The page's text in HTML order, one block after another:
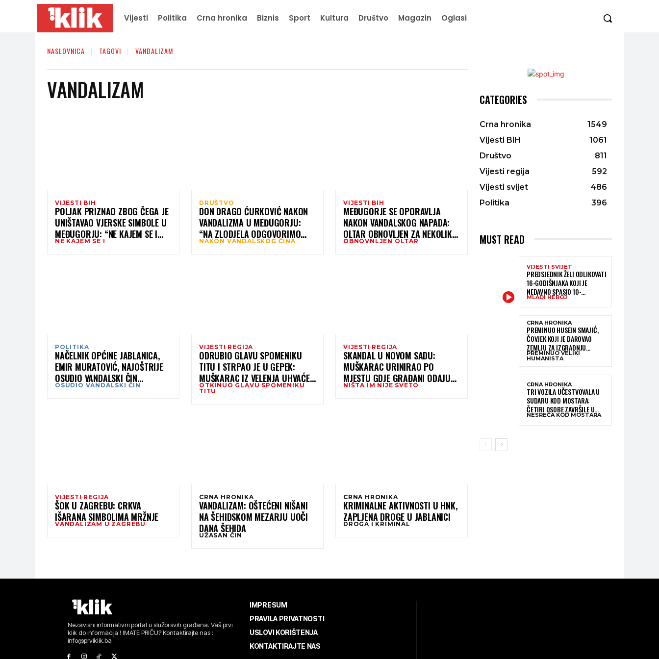
Vijesti Politika Crna hronika Biznis Sport Kultura Društvo Magazin Oglasi
NASLOVNICA TAGOVI VANDALIZAM
VANDALIZAM
VIJESTI BIH
POLJAK PRIZNAO ZBOG ČEGA JE
UNIŠTAVAO VJERSKE SIMBOLE U
MEĐUGORJU: “NE KAJEM SE I
PONOVIO BIH SVE”
NE KAJEM SE !
DRUŠTVO
DON DRAGO ĆURKOVIĆ NAKON
VANDALIZMA U MEĐUGORJU:
“NA ZLODJELA ODGOVORIMO
LJUBAVLJU I USTRAJNOM
NAKON VANDALSKOG ČINA
VIJESTI BIH
MEĐUGORJE SE OPORAVLJA
NAKON VANDALSKOG NAPADA:
OLTAR OBNOVLJEN ZA NEKOLIKO
SATI
OBNOVNLJEN OLTAR
POLITIKA
NAČELNIK OPĆINE JABLANICA,
EMIR MURATOVIĆ, NAJOŠTRIJE
OSUDIO VANDALSKI ČIN
OŠTEĆENJA SPOMEN-OBILJEŽJA
OSUDIO VANDALSKI ČIN
VIJESTI REGIJA
ODRUBIO GLAVU SPOMENIKU
TITU I STRPAO JE U GEPEK:
MUŠKARAC IZ VELENJA UHVAĆEN
U ŠKODI S HRVATSKIM
OTKINUO GLAVU SPOMENIKU
TITU
VIJESTI REGIJA
SKANDAL U NOVOM SADU:
MUŠKARAC URINIRAO PO
MJESTU GDJE GRAĐANI ODAJU
POČAST STRADALIMA U PADU
NIŠTA IM NIJE SVETO
VIJESTI REGIJA
ŠOK U ZAGREBU: CRKVA
IŠARANA SIMBOLIMA MRŽNJE
VANDALIZAM U ZAGREBU
CRNA HRONIKA
VANDALIZAM: OŠTEĆENI NIŠANI
NA ŠEHIDSKOM MEZARJU UOČI
DANA ŠEHIDA
UŽASAN ČIN
CRNA HRONIKA
KRIMINALNE AKTIVNOSTI U HNK,
ZAPLJENA DROGE U JABLANICI
DROGA I KRIMINAL
CATEGORIES
Crna hronika
1549
Vijesti BiH
1061
Društvo
811
Vijesti regija
592
Vijesti svijet
486
Politika
396
MUST READ
VIJESTI SVIJET
PREDSJEDNIK ŽELI ODLIKOVATI
16-GODIŠNJAKA KOJI JE
NEDAVNO SPASIO 10-
GODIŠNJEG DJEČAKA IZ
MLADI HEROJ
CRNA HRONIKA
PREMINUO HUSEIN SMAJIĆ,
ČOVJEK KOJI JE DAROVAO
ZEMLJU ZA IZGRADNJU
KATOLIČKE CRKVE U BUGOJNU
PREMINUO VELIKI
HUMANISTA
CRNA HRONIKA
TRI VOZILA UČESTVOVALA U
SUDARU KOD MOSTARA:
ČETIRI OSOBE ZAVRŠILE U
BOLNICI
NESREĆA KOD MOSTARA
Nezavisni informativni portal u službi svih građana. Vaš prvi
klik do informacija ! IMATE PRIČU? Kontaktirajte nas :
info@prviklik.ba
IMPRESUM
PRAVILA PRIVATNOSTI
USLOVI KORIŠTENJA
KONTAKTIRAJTE NAS